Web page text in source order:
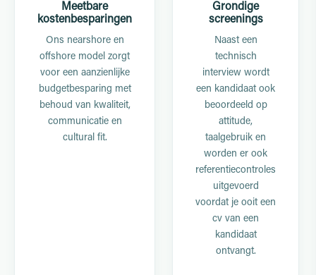
Meetbare
kostenbesparingen
Ons nearshore en
offshore model zorgt
voor een aanzienlijke
budgetbesparing met
behoud van kwaliteit,
communicatie en
cultural fit.
Grondige
screenings
Naast een
technisch
interview wordt
een kandidaat ook
beoordeeld op
attitude,
taalgebruik en
worden er ook
referentiecontroles
uitgevoerd
voordat je ooit een
cv van een
kandidaat
ontvangt.